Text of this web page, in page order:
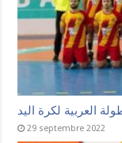
العربية لكرة اليد
29 septembre 2022